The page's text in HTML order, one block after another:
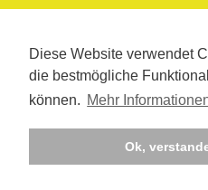
Diese Website verwendet
die bestmögliche
können. Mehr
Ok,